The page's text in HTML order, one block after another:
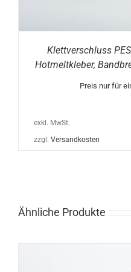
Klettverschluss
Hotmeltkleber,
Preis nur für
exkl. MwSt.
zzgl. Versandkosten
Ähnliche Produkte